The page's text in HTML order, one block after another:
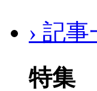
› 記
特集